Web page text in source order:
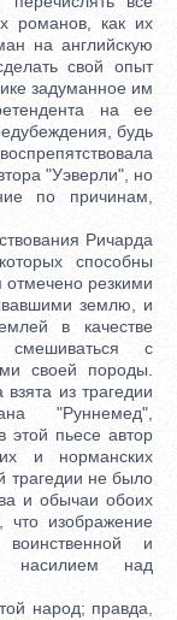
романов, как их
на английскую
свой опыт
задуманное им
на ее
будь
"Уэверли", но
по причинам,
Ричарда
способны
резкими
землю, и
в качестве
с
своей породы.
из трагедии
"Руннемед",
этой пьесе автор
и норманских
трагедии не было
и обычаи обоих
изображение
и
насилием над
народ; правда,